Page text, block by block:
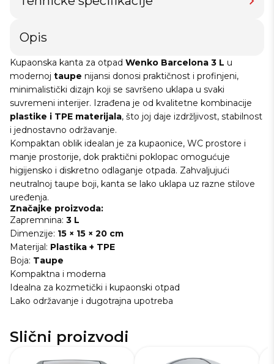
Opis
Kupaonska kanta za otpad Wenko Barcelona 3 L u
modernoj taupe nijansi donosi praktičnost i profinjeni,
minimalistički dizajn koji se savršeno uklapa u svaki
suvremeni interijer. Izrađena je od kvalitetne kombinacije
plastike i TPE materijala, što joj daje izdržljivost, stabilnost
i jednostavno održavanje.
Kompaktan oblik idealan je za kupaonice, WC prostore i
manje prostorije, dok praktični poklopac omogućuje
higijensko i diskretno odlaganje otpada. Zahvaljujući
neutralnoj taupe boji, kanta se lako uklapa uz razne stilove
uređenja.
Značajke proizvoda:
Zapremnina: 3 L
Dimenzije: 15 × 15 × 20 cm
Materijal: Plastika + TPE
Boja: Taupe
Kompaktna i moderna
Idealna za kozmetički i kupaonski otpad
Lako održavanje i dugotrajna upotreba
Slični proizvodi